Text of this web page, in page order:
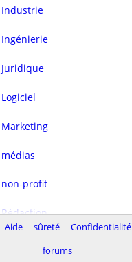
Industrie
Ingénierie
Juridique
Logiciel
Marketing
médias
non-profit
Rédaction
Aide sûreté Confidentialité
forums